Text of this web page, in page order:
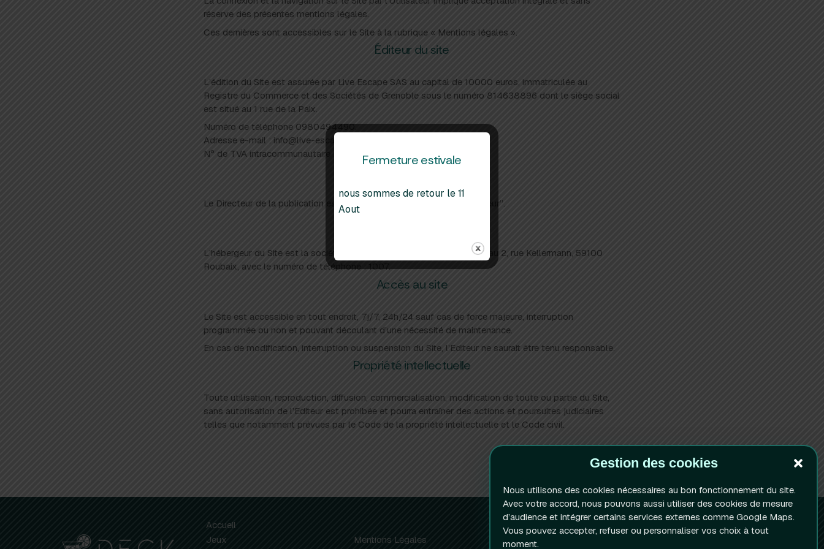
Gestion des cookies
Nous utilisons des cookies nécessaires au bon fonctionnement du site.
Avec votre accord, nous pouvons aussi utiliser des cookies de mesure
d’audience et intégrer certains services externes comme Google Maps.
Vous pouvez accepter, refuser ou personnaliser vos choix à tout
moment.
réserve des présentes mentions légales.
Ces dernières sont accessibles sur le Site à la rubrique « Mentions légales ».
Éditeur du site
L’édition du Site est assurée par Live Escape SAS au capital de 10000 euros, immatriculée au
Registre du Commerce et des Sociétés de Grenoble sous le numéro 814638896 dont le siège social
est situé au 1 rue de la Paix.
Numéro de téléphone 0980494490.
Adresse e-mail : info@live-escape.net.
N° de TVA intracommunautaire : FR51814638896
Le Directeur de la publication est LARRIVAZ JEREMIE ci-après l”Editeur”.
L’hébergeur du Site est la société OVH, dont le siège social est situé au 2, rue Kellermann, 59100
Roubaix, avec le numéro de téléphone : 1007.
Accès au site
Le Site est accessible en tout endroit, 7j/7, 24h/24 sauf cas de force majeure, interruption
programmée ou non et pouvant découlant d’une nécessité de maintenance.
En cas de modification, interruption ou suspension du Site, l’Editeur ne saurait être tenu responsable.
Propriété intellectuelle
Toute utilisation, reproduction, diffusion, commercialisation, modification de toute ou partie du Site,
sans autorisation de l’Editeur est prohibée et pourra entraîner des actions et poursuites judiciaires
telles que notamment prévues par le Code de la propriété intellectuelle et le Code civil.
Accueil
Jeux
Mentions Légales
Facebook
Instagram
Fermeture estivale
nous sommes de retour le 11
Aout